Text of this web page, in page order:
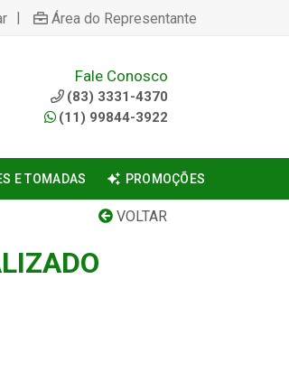
| Área do Representante
Fale Conosco
(83) 3331-4370
(11) 99844-3922
E TOMADAS PROMOÇÕES
VOLTAR